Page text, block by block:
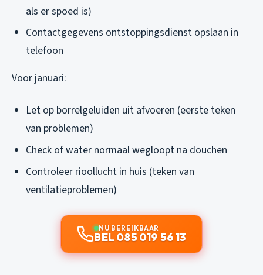
als er spoed is)
Contactgegevens ontstoppingsdienst opslaan in
telefoon
Voor januari:
Let op borrelgeluiden uit afvoeren (eerste teken
van problemen)
Check of water normaal wegloopt na douchen
Controleer rioollucht in huis (teken van
ventilatieproblemen)
NU BEREIKBAAR
BEL 085 019 56 13